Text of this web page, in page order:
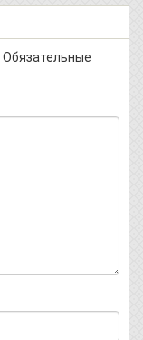
Обязательные